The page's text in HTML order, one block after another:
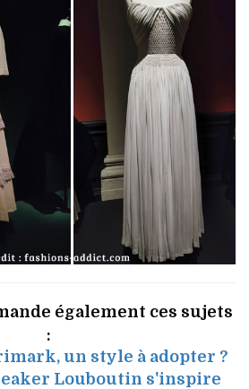
également ces sujets
:
un style à adopter ?
Louboutin s'inspire